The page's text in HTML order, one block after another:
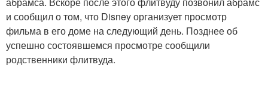
и сообщил о том, что Disney организует просмотр
фильма в его доме на следующий день. Позднее об
успешно состоявшемся просмотре сообщили
родственники флитвуда.